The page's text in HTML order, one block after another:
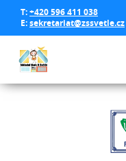
T:+420 596 411 038
E:sekretariat@zssvetle.cz